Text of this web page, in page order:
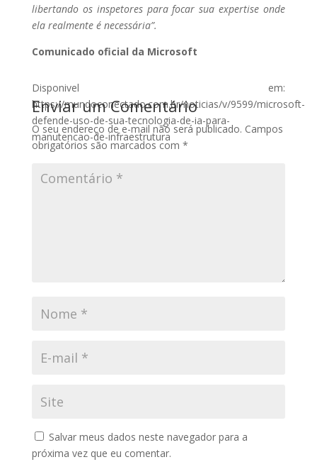
libertando os inspetores para focar sua expertise onde
ela realmente é necessária”.
Comunicado oficial da Microsoft
Disponivel em:
https://mundoconectado.com.br/noticias/v/9599/microsoft-
defende-uso-de-sua-tecnologia-de-ia-para-
manutencao-de-infraestrutura
Enviar um Comentário
O seu endereço de e-mail não será publicado. Campos
obrigatórios são marcados com *
Salvar meus dados neste navegador para a
próxima vez que eu comentar.